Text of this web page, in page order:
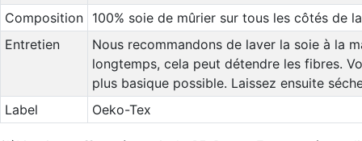
Composition
100% soie de mûrier sur tous les côtés de
Entretien
Nous recommandons de laver la soie à la
longtemps, cela peut détendre les fibres.
plus basique possible. Laissez ensuite
Label
Oeko-Tex